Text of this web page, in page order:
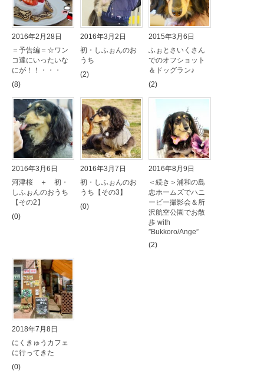
2016年2月28日
＝予告編＝☆ワン
コ達にいったいな
にが！！・・・
(8)
2016年3月2日
初・しふぉんのお
うち
(2)
2015年3月6日
ふぉとさいくさん
でのオフショット
＆ドッグラン♪
(2)
2016年3月6日
河津桜 ＋ 初・
しふぉんのおうち
【その2】
(0)
2016年3月7日
初・しふぉんのお
うち【その3】
(0)
2016年8月9日
＜続き＞浦和の島
忠ホームズでハニ
ービー撮影会＆所
沢航空公園でお散
歩 with
”Bukkoro/Ange”
(2)
2018年7月8日
にくきゅうカフェ
に行ってきた
(0)